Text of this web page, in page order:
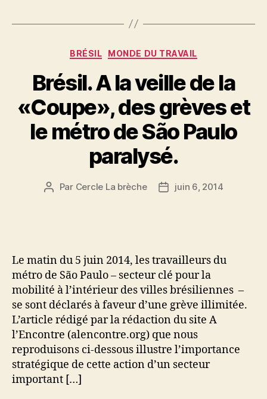
Catégories
BRÉSIL MONDE DU TRAVAIL
Brésil. A la veille de la
«Coupe», des grèves et
le métro de São Paulo
paralysé.
Auteur
Par Cercle La brèche
Datejuin 6, 2014
Le matin du 5 juin 2014, les travailleurs du
métro de São Paulo – secteur clé pour la
mobilité à l’intérieur des villes brésiliennes –
se sont déclarés à faveur d’une grève illimitée.
L’article rédigé par la rédaction du site A
l’Encontre (alencontre.org) que nous
reproduisons ci-dessous illustre l’importance
stratégique de cette action d’un secteur
important […]